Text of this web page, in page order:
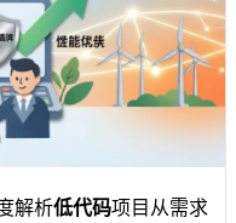
解析低代码项目从需求